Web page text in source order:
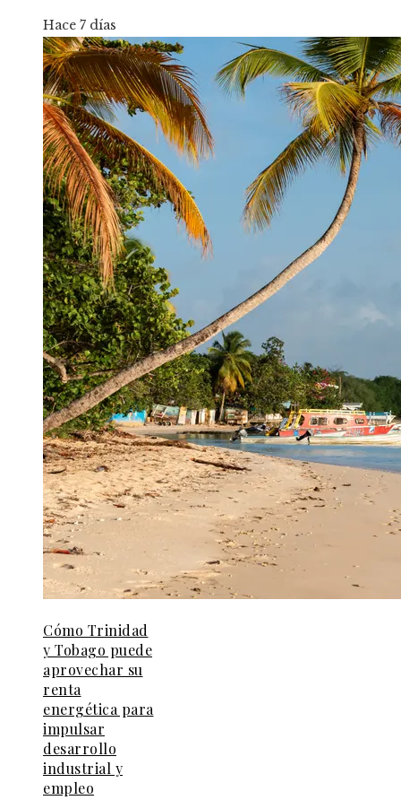
Hace 7 días
Cómo Trinidad
y Tobago puede
aprovechar su
renta
energética para
impulsar
desarrollo
industrial y
empleo